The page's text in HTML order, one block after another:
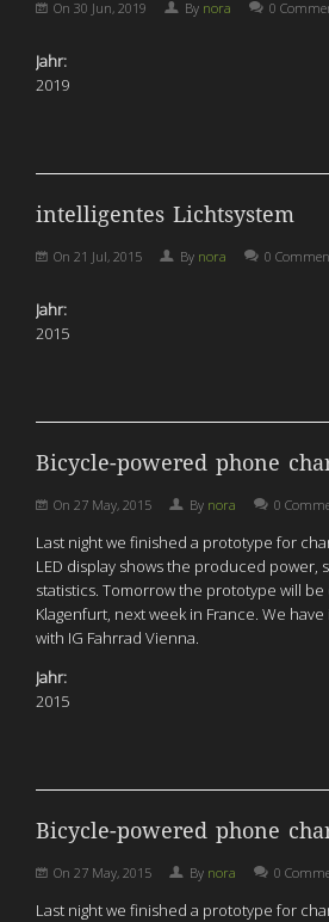
On 30 Jun, 2019 By nora 0
Jahr:
2019
intelligentes Lichtsystem
On 21 Jul, 2015 By nora 0
Jahr:
2015
Bicycle-powered phone
On 27 May, 2015 By nora 0
Last night we finished a prototype for
LED display shows the produced power,
statistics. Tomorrow the prototype will be
Klagenfurt, next week in France. We
with IG Fahrrad Vienna.
Jahr:
2015
Bicycle-powered phone
On 27 May, 2015 By nora 0
Last night we finished a prototype for